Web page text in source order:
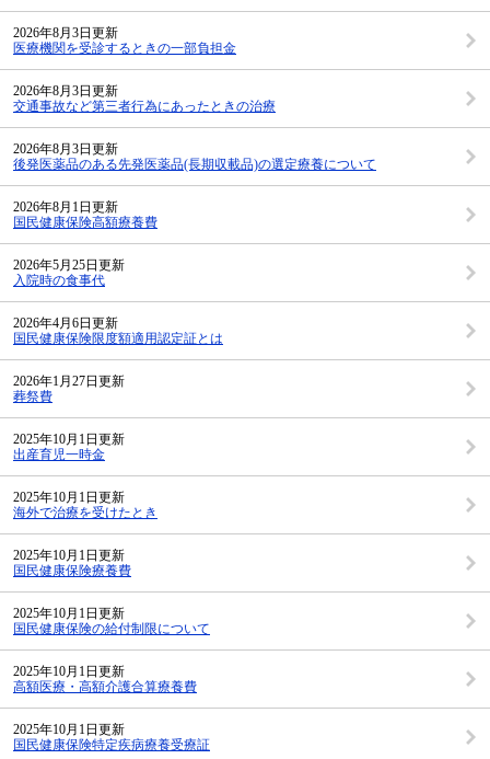
2026年8月3日更新
医療機関を受診するときの一部負担金
2026年8月3日更新
交通事故など第三者行為にあったときの治療
2026年8月3日更新
後発医薬品のある先発医薬品(長期収載品)の選定療養について
2026年8月1日更新
国民健康保険高額療養費
2026年5月25日更新
入院時の食事代
2026年4月6日更新
国民健康保険限度額適用認定証とは
2026年1月27日更新
葬祭費
2025年10月1日更新
出産育児一時金
2025年10月1日更新
海外で治療を受けたとき
2025年10月1日更新
国民健康保険療養費
2025年10月1日更新
国民健康保険の給付制限について
2025年10月1日更新
高額医療・高額介護合算療養費
2025年10月1日更新
国民健康保険特定疾病療養受療証